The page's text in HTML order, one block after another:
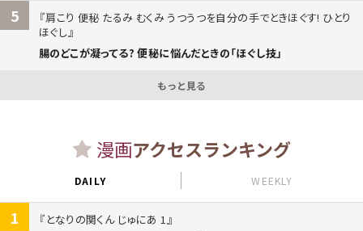
5
肩こり 便秘 たるみ むくみ うつうつを自分の手でときほぐす! ひとり
ほぐし
腸のどこが凝ってる? 便秘に悩んだときの「ほぐし技」
もっと見る
漫画アクセスランキング
DAILY WEEKLY
1
となりの関くん じゅにあ 1